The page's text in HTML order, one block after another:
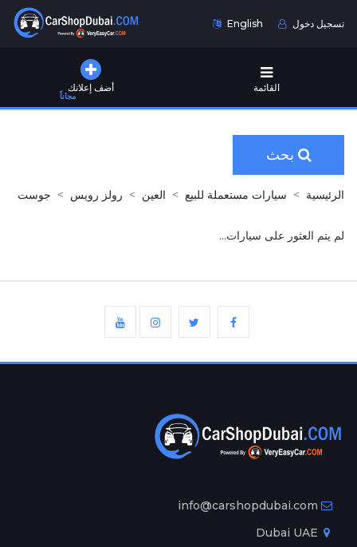
English تسجيل دخول
أضف إعلانك
مجاناً
القائمة
بحث
الرئيسية سيارات مستعملة للبيع العين رولز رويس جوست
لم يتم العثور على سيارات...
info@carshopdubai.com